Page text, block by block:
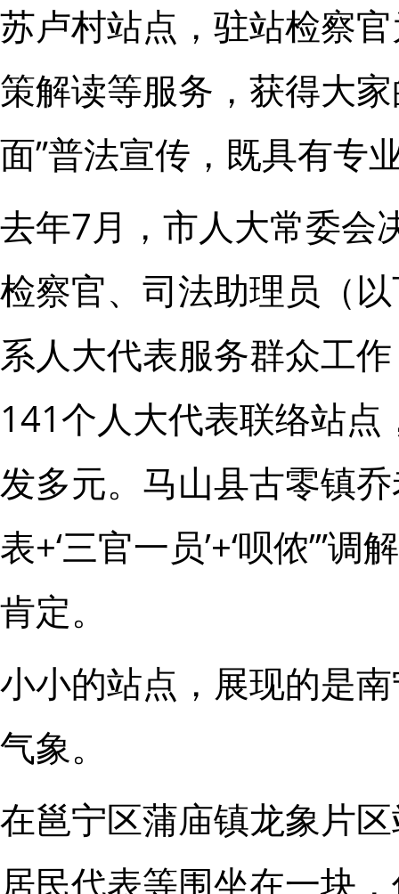
苏卢村站点，驻站检察
策解读等服务，获得大
面”普法宣传，既具有专
去年7月，市人大常委会
检察官、司法助理员（
系人大代表服务群众工
141个人大代表联络站
发多元。马山县古零镇
表+‘三官一员’+‘呗侬’”
肯定。
小小的站点，展现的是
气象。
在邕宁区蒲庙镇龙象片
居民代表等围坐在一块